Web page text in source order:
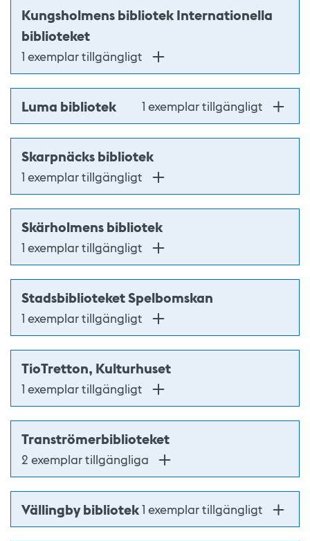
Kungsholmens bibliotek Internationella
biblioteket
1 exemplar tillgängligt
Luma bibliotek 1 exemplar tillgängligt
Skarpnäcks bibliotek
1 exemplar tillgängligt
Skärholmens bibliotek
1 exemplar tillgängligt
Stadsbiblioteket Spelbomskan
1 exemplar tillgängligt
TioTretton, Kulturhuset
1 exemplar tillgängligt
Tranströmerbiblioteket
2 exemplar tillgängliga
Vällingby bibliotek1 exemplar tillgängligt